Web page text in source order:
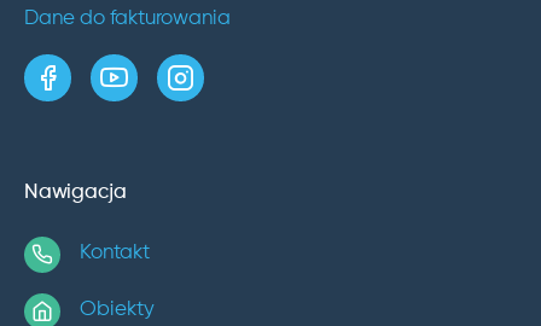
Dane do fakturowania
strona w serwisie Facebook
kanał w serwisie YouTube
profil w serwisie Instagram
Nawigacja
Kontakt
Obiekty